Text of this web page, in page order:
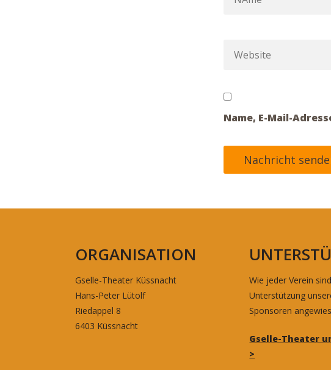
Name, E-Mail-
ORGANISATION
Gselle-Theater Küssnacht
Hans-Peter Lütolf
Riedappel 8
6403 Küssnacht
Wie jeder Verein
Unterstützung
Sponsoren
Gselle-Theater
>